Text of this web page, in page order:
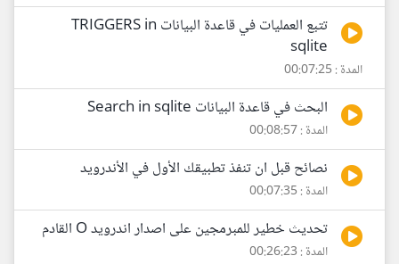
تتبع العمليات في قاعدة البيانات TRIGGERS in
sqlite
المدة : 00:07:25
البحث في قاعدة البيانات Search in sqlite
المدة : 00:08:57
نصائح قبل ان تنفذ تطبيقك الأول في الأندرويد
المدة : 00:07:35
تحديث خطير للمبرمجين على اصدار اندرويد O القادم
المدة : 00:26:23